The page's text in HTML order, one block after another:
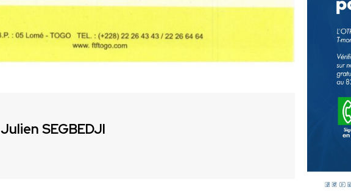
Julien SEGBEDJI